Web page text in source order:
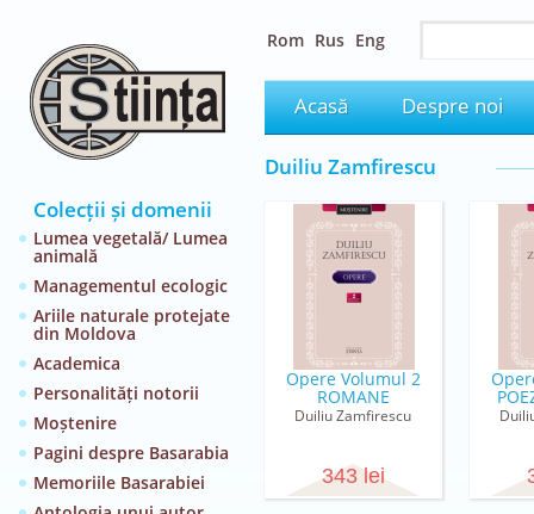
Colecții și domenii
Lumea vegetală/ Lumea
animală
Managementul ecologic
Ariile naturale protejate
din Moldova
Academica
Personalități notorii
Moștenire
Pagini despre Basarabia
Memoriile Basarabiei
Rom Rus Eng
Acasă Despre noi
Duiliu Zamfirescu
Opere Volumul 2
ROMANE
Duiliu Zamfirescu
343 lei